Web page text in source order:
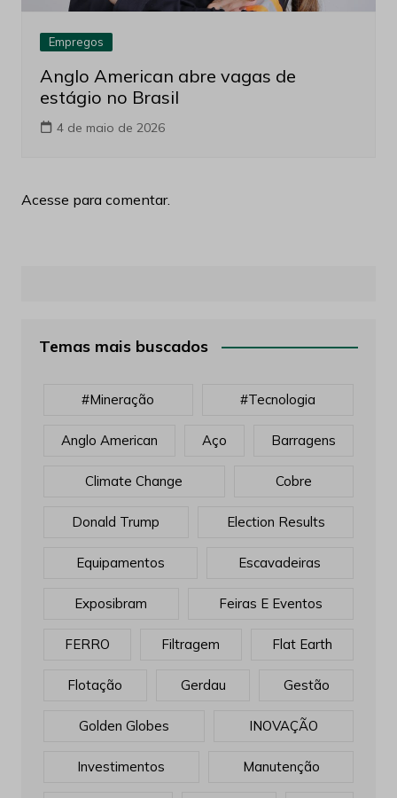
Empregos
Anglo American abre vagas de
estágio no Brasil
4 de maio de 2026
Acesse para comentar.
Temas mais buscados
#mineração #tecnologia
Anglo American Aço Barragens
Climate Change Cobre
Donald Trump Election Results
Equipamentos Escavadeiras
Exposibram Feiras E Eventos
FERRO Filtragem Flat Earth
Flotação Gerdau Gestão
Golden Globes INOVAÇÃO
Investimentos Manutenção